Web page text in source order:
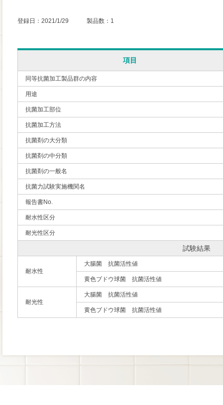
登録日：2021/1/29 製品数：1
項目
同等抗菌加工製品群の内容
用途
抗菌加工部位
抗菌加工方法
抗菌剤の大分類
抗菌剤の中分類
抗菌剤の一般名
抗菌力試験実施機関名
報告書No.
耐水性区分
耐光性区分
試験結果
耐水性
大腸菌 抗菌活性値
黄色ブドウ球菌 抗菌活性値
耐光性
大腸菌 抗菌活性値
黄色ブドウ球菌 抗菌活性値